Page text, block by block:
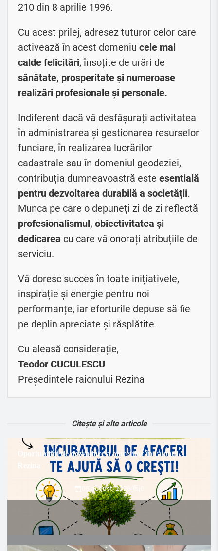
210 din 8 aprilie 1996.
Cu acest prilej, adresez tuturor celor care
activează în acest domeniucele mai
calde felicitări, însoțite de urări de
sănătate, prosperitate și numeroase
realizări profesionale și personale.
Indiferent dacă vă desfășurați activitatea
în administrarea și gestionarea resurselor
funciare, în realizarea lucrărilor
cadastrale sau în domeniul geodeziei,
contribuția dumneavoastră esteesentială
pentru dezvoltarea durabilă a societății.
Munca pe care o depuneți zi de zi reflectă
profesionalismul, obiectivitatea și
dedicarea cu care vă onorați atribuțiile de
serviciu.
Vă doresc succes în toate inițiativele,
inspirație și energie pentru noi
performanțe, iar eforturile depuse să fie
pe deplin apreciate și răsplătite.
Cu aleasă considerație,
Teodor CUCULESCU
Președintele raionului Rezina
Citește și alte articole
Oportunități de dezvoltare a afacerilor în raionul
Rezina
05 august, 2026